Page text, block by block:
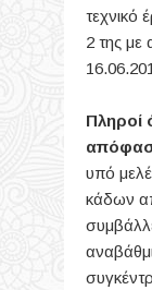
τεχνικό
2 της με
Πληροί
υπό
κάδων